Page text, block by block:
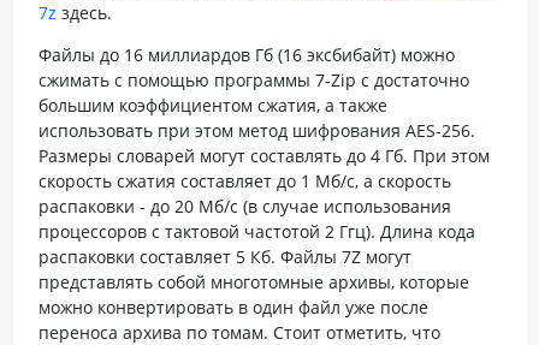
7z здесь.
Файлы до 16 миллиардов Гб (16 эксбибайт) можно
сжимать с помощью программы 7-Zip с достаточно
большим коэффициентом сжатия, а также
использовать при этом метод шифрования AES-256.
Размеры словарей могут составлять до 4 Гб. При этом
скорость сжатия составляет до 1 Мб/с, а скорость
распаковки - до 20 Мб/с (в случае использования
процессоров с тактовой частотой 2 Ггц). Длина кода
распаковки составляет 5 Кб. Файлы 7Z могут
представлять собой многотомные архивы, которые
можно конвертировать в один файл уже после
переноса архива по томам. Стоит отметить, что